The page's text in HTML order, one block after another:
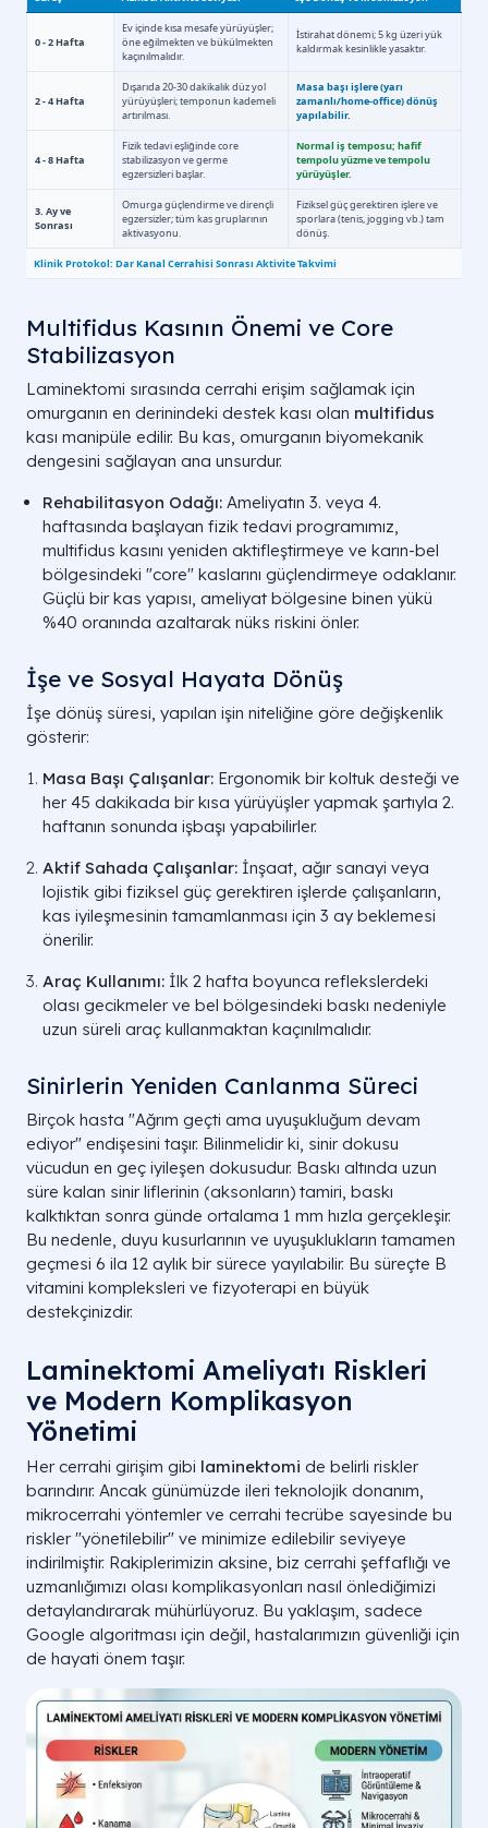
Multifidus Kasının Önemi ve Core
Stabilizasyon
Laminektomi sırasında cerrahi erişim sağlamak için
omurganın en derinindeki destek kası olan multifidus
kası manipüle edilir. Bu kas, omurganın biyomekanik
dengesini sağlayan ana unsurdur.
Rehabilitasyon Odağı: Ameliyatın 3. veya 4.
haftasında başlayan fizik tedavi programımız,
multifidus kasını yeniden aktifleştirmeye ve karın-bel
bölgesindeki "core" kaslarını güçlendirmeye odaklanır.
Güçlü bir kas yapısı, ameliyat bölgesine binen yükü
%40 oranında azaltarak nüks riskini önler.
İşe ve Sosyal Hayata Dönüş
İşe dönüş süresi, yapılan işin niteliğine göre değişkenlik
gösterir:
Masa Başı Çalışanlar: Ergonomik bir koltuk desteği ve
her 45 dakikada bir kısa yürüyüşler yapmak şartıyla 2.
haftanın sonunda işbaşı yapabilirler.
Aktif Sahada Çalışanlar: İnşaat, ağır sanayi veya
lojistik gibi fiziksel güç gerektiren işlerde çalışanların,
kas iyileşmesinin tamamlanması için 3 ay beklemesi
önerilir.
Araç Kullanımı: İlk 2 hafta boyunca reflekslerdeki
olası gecikmeler ve bel bölgesindeki baskı nedeniyle
uzun süreli araç kullanmaktan kaçınılmalıdır.
Sinirlerin Yeniden Canlanma Süreci
Birçok hasta "Ağrım geçti ama uyuşukluğum devam
ediyor" endişesini taşır. Bilinmelidir ki, sinir dokusu
vücudun en geç iyileşen dokusudur. Baskı altında uzun
süre kalan sinir liflerinin (aksonların) tamiri, baskı
kalktıktan sonra günde ortalama 1 mm hızla gerçekleşir.
Bu nedenle, duyu kusurlarının ve uyuşuklukların tamamen
geçmesi 6 ila 12 aylık bir sürece yayılabilir. Bu süreçte B
vitamini kompleksleri ve fizyoterapi en büyük
destekçinizdir.
Laminektomi Ameliyatı Riskleri
ve Modern Komplikasyon
Yönetimi
Her cerrahi girişim gibi laminektomi de belirli riskler
barındırır. Ancak günümüzde ileri teknolojik donanım,
mikrocerrahi yöntemler ve cerrahi tecrübe sayesinde bu
riskler "yönetilebilir" ve minimize edilebilir seviyeye
indirilmiştir. Rakiplerimizin aksine, biz cerrahi şeffaflığı ve
uzmanlığımızı olası komplikasyonları nasıl önlediğimizi
detaylandırarak mühürlüyoruz. Bu yaklaşım, sadece
Google algoritması için değil, hastalarımızın güvenliği için
de hayati önem taşır.